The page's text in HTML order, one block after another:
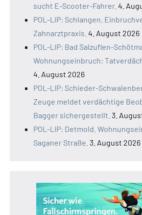
sucht E-Scooter-Fahrer. 4.
POL-LIP: Schlangen.
Zahnarztpraxis. 4. August 2026
POL-LIP: Bad Salzuflen-
Wohnungseinbruch:
4. August 2026
POL-LIP: Schieder-
Zeuge meldet verdächtige
Bagger sichergestellt. 3.
POL-LIP: Detmold.
Saganer Straße. 3. August 2026